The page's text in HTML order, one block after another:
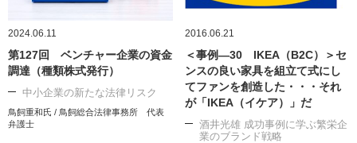
2024.06.11
第127回 ベンチャー企業の資金
調達（種類株式発行）
中小企業の新たな法律リスク
鳥飼重和氏 / 鳥飼総合法律事務所 代表
弁護士
2016.06.21
＜事例―30 IKEA（B2C）＞セ
ンスの良い家具を組立て式にし
てファンを創造した・・・それ
が「IKEA（イケア）」だ
酒井光雄 成功事例に学ぶ繁栄企
業のブランド戦略